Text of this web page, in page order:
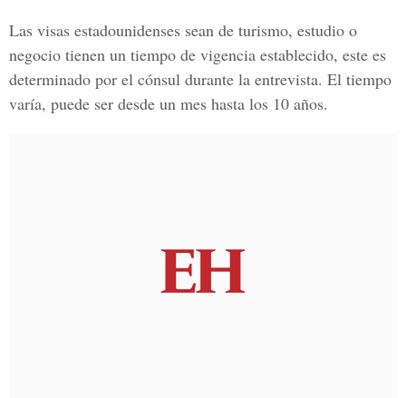
Las visas estadounidenses sean de turismo, estudio o
negocio tienen un tiempo de vigencia establecido, este es
determinado por el cónsul durante la entrevista. El tiempo
varía, puede ser desde un mes hasta los 10 años.